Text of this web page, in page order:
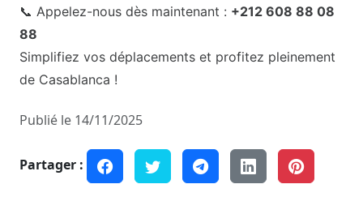
📞 Appelez-nous dès maintenant : +212 608 88 08
88
Simplifiez vos déplacements et profitez pleinement
de Casablanca !
Publié le 14/11/2025
Partager :